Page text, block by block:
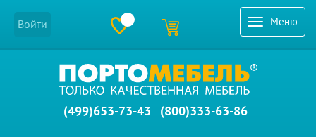
Меню
Войти
(499)653-73-43 (800)333-63-86